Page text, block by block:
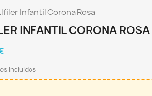
Infantil Corona Rosa
INFANTIL CORONA ROSA
incluidos